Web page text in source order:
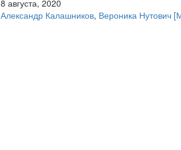
8 августа, 2020
Александр Калашников, Вероника Нутович